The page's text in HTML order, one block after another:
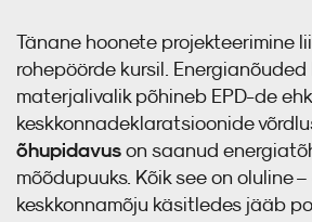
Katus
Fassaad
Soojustus
Tänane hoonete projekteerimine
rohepöörde kursil. Energianõuded
materjalivalik põhineb EPD-de ehk
keskkonnadeklaratsioonide
õhupidavuson saanud
mõõdupuuks. Kõik see on oluline
keskkonnamõju käsitledes jääb